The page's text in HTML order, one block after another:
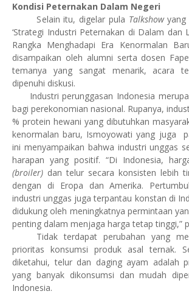
Kondisi Peternakan Dalam Negeri
Selain itu, digelar pula Talkshowyang
‘Strategi Industri Peternakan di Dalam dan
Rangka Menghadapi Era Kenormalan
disampaikan oleh alumni serta dosen
temanya yang sangat menarik, acara
dipenuhi diskusi.
Industri perunggasan Indonesia
bagi perekonomian nasional. Rupanya,
% protein hewani yang dibutuhkan
kenormalan baru, Ismoyowati yang juga
ini menyampaikan bahwa industri unggas
harapan yang positif. “Di Indonesia,
(broiler) dan telur secara konsisten lebih
dengan di Eropa dan Amerika.
industri unggas juga terpantau konstan di
didukung oleh meningkatnya permintaan
penting dalam menjaga harga tetap tinggi,”
Tidak terdapat perubahan yang
prioritas konsumsi produk asal ternak.
diketahui, telur dan daging ayam adalah
yang banyak dikonsumsi dan mudah
Indonesia.